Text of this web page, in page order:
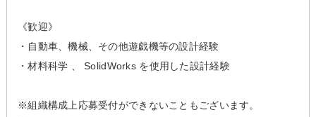
《歓迎》
・自動車、機械、その他遊戯機等の設計経験
・材料科学 、 SolidWorks を使用した設計経験
※組織構成上応募受付ができないこともございます。